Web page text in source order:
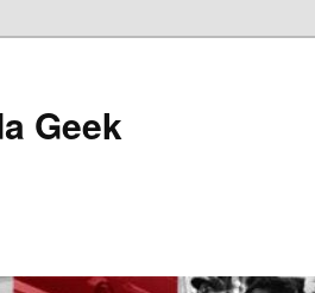
Geek